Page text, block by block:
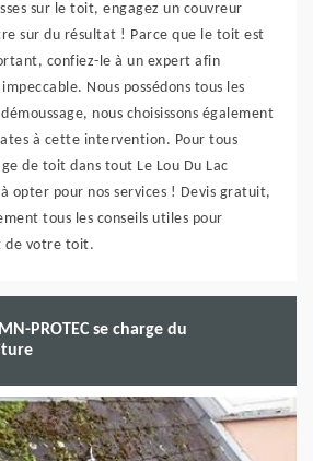
sur le toit, engagez un couvreur
sur du résultat ! Parce que le toit est
confiez-le à un expert afin
Nous possédons tous les
nous choisissons également
à cette intervention. Pour tous
de toit dans tout Le Lou Du Lac
opter pour nos services ! Devis gratuit,
tous les conseils utiles pour
de votre toit.
PROTEC se charge du